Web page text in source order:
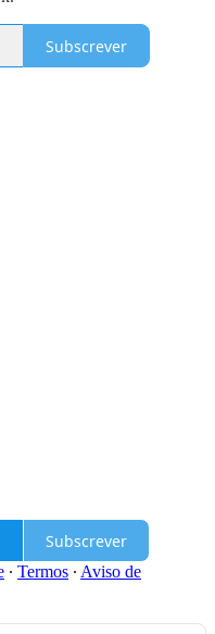
Subscrever
Subscrever
∙ Termos ∙ Aviso de